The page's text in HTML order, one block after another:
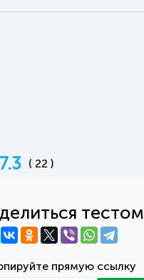
7.3 ( 22 )
тестом
прямую ссылку